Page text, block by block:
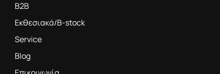
B2B
Εκθεσιακά/B-stock
Service
Blog